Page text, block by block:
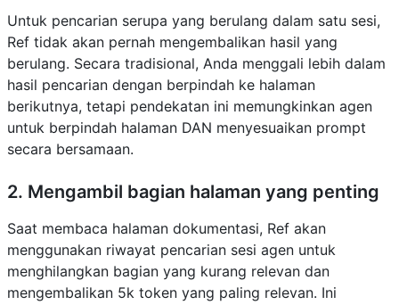
Untuk pencarian serupa yang berulang dalam satu sesi,
Ref tidak akan pernah mengembalikan hasil yang
berulang. Secara tradisional, Anda menggali lebih dalam
hasil pencarian dengan berpindah ke halaman
berikutnya, tetapi pendekatan ini memungkinkan agen
untuk berpindah halaman DAN menyesuaikan prompt
secara bersamaan.
2. Mengambil bagian halaman yang penting
Saat membaca halaman dokumentasi, Ref akan
menggunakan riwayat pencarian sesi agen untuk
menghilangkan bagian yang kurang relevan dan
mengembalikan 5k token yang paling relevan. Ini